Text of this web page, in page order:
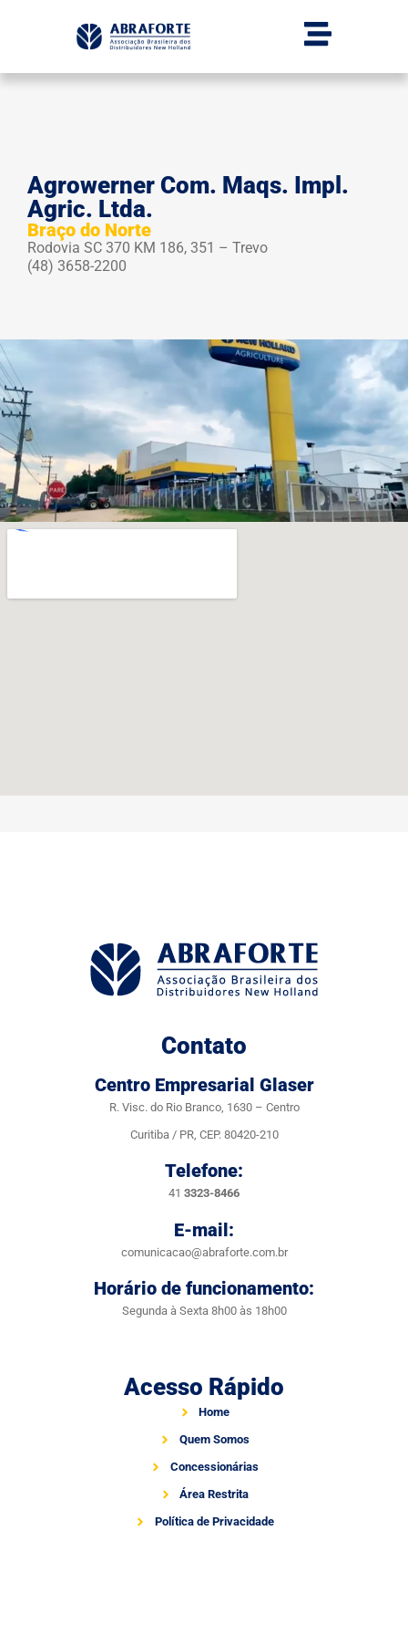
Agrowerner Com. Maqs. Impl.
Agric. Ltda.
Braço do Norte
Rodovia SC 370 KM 186, 351 – Trevo
(48) 3658-2200
Contato
Centro Empresarial Glaser
R. Visc. do Rio Branco, 1630 – Centro
Curitiba / PR, CEP. 80420-210
Telefone:
41 3323-8466
E-mail:
comunicacao@abraforte.com.br
Horário de funcionamento:
Segunda à Sexta 8h00 às 18h00
Acesso Rápido
Home
Quem Somos
Concessionárias
Área Restrita
Política de Privacidade